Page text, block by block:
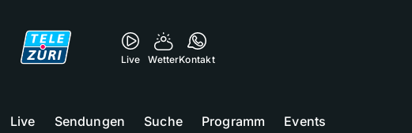
Live WetterKontakt
Live Sendungen Suche Programm Events